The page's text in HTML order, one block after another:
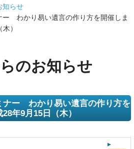
総合案内
不動産管理
遺言管理
知らせ
ー わかり易い遺言の作り方を開催しま
）
のお知らせ
ナー わかり易い遺言の作り方を
年9月15日（木）